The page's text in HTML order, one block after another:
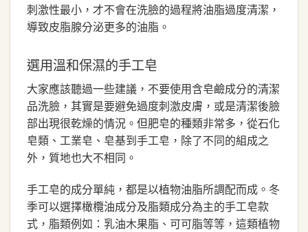
刺激性最小，才不會在洗臉的過程將油脂過度清潔，
導致皮脂腺分泌更多的油脂。
選用溫和保濕的手工皂
大家應該聽過一些建議，不要使用含皂鹼成分的清潔
品洗臉，其實是要避免過度刺激皮膚，或是清潔後臉
部出現很乾燥的情況。但肥皂的種類非常多，從石化
皂類、工業皂、皂基到手工皂，除了不同的組成之
外，質地也大不相同。
手工皂的成分單純，都是以植物油脂所調配而成。冬
季可以選擇橄欖油成分及脂類成分為主的手工皂款
式，脂類例如：乳油木果脂、可可脂等等，這類植物